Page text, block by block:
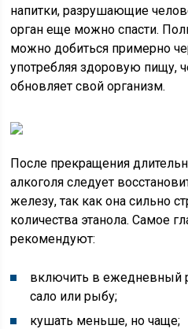
напитки, разрушающие
орган еще можно спасти.
можно добиться примерно
употребляя здоровую пищу,
обновляет свой организм.
После прекращения
алкоголя следует
железу, так как она сильно
количества этанола. Самое
рекомендуют:
включить в ежедневный
сало или рыбу;
кушать меньше, но чаще;